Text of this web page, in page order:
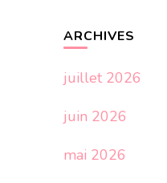
ARCHIVES
juillet 2026
juin 2026
mai 2026